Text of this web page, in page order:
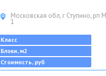
Московская обл, г Ступино, рп
1
Класс
Блоки, м2
Стоимость, руб